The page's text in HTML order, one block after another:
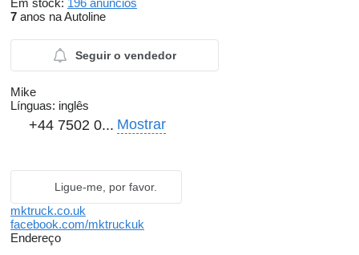
Em stock: 196 anúncios
7 anos na Autoline
Seguir o vendedor
Mike
Línguas: inglês
+44 7502 0... Mostrar
Ligue-me, por favor.
mktruck.co.uk
facebook.com/mktruckuk
Endereço